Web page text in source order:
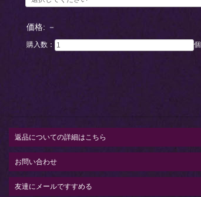
価格: －
購入数： 個
返品についての詳細はこちら
お問い合わせ
友達にメールですすめる